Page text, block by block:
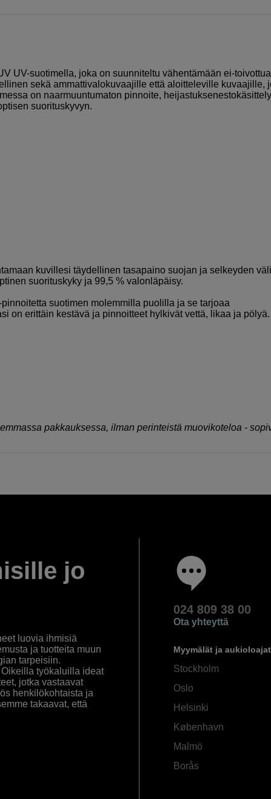
UV-suotimella, joka on suunniteltu vähentämään ei-
sekä ammattivalokuvaajille että aloitteleville kuvaajille,
on naarmuuntumaton pinnoite,
suorituskyvyn.
kuvillesi täydellinen tasapaino suojan ja selkeyden
suorituskyky ja 99,5 % valonläpäisy.
suotimen molemmilla puolilla ja se tarjoaa
on erittäin kestävä ja pinnoitteet hylkivät vettä, likaa ja pölyä.
pakkauksessa, ilman perinteistä muovikoteloa -
jo
luovia ihmisiä
ja tuotteita muun
tarpeisiin.
työkaluilla ideat
jotka vastaavat
henkilökohtaista ja
takaavat, että
024 809 38 00
Ota yhteyttä
Myymälät ja aukioloajat
Stockholm
Oslo
Helsinki
København
Malmö
Borås